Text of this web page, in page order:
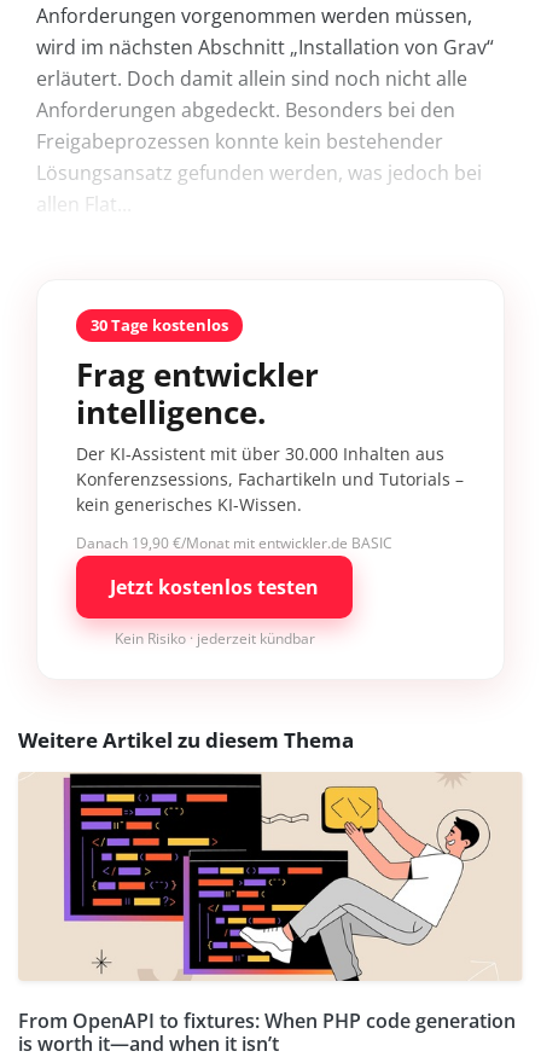
Anforderungen vorgenommen werden müssen,
wird im nächsten Abschnitt „Installation von Grav“
erläutert. Doch damit allein sind noch nicht alle
Anforderungen abgedeckt. Besonders bei den
Freigabeprozessen konnte kein bestehender
Lösungsansatz gefunden werden, was jedoch bei
allen Flat...
30 Tage kostenlos
Frag entwickler
intelligence.
Der KI-Assistent mit über 30.000 Inhalten aus
Konferenzsessions, Fachartikeln und Tutorials –
kein generisches KI-Wissen.
Danach 19,90 €/Monat mit entwickler.de BASIC
Jetzt kostenlos testen
Kein Risiko · jederzeit kündbar
Weitere Artikel zu diesem Thema
From OpenAPI to fixtures: When PHP code generation
is worth it—and when it isn’t